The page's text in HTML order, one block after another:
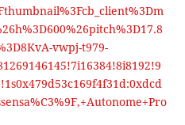
vwpj-t979-